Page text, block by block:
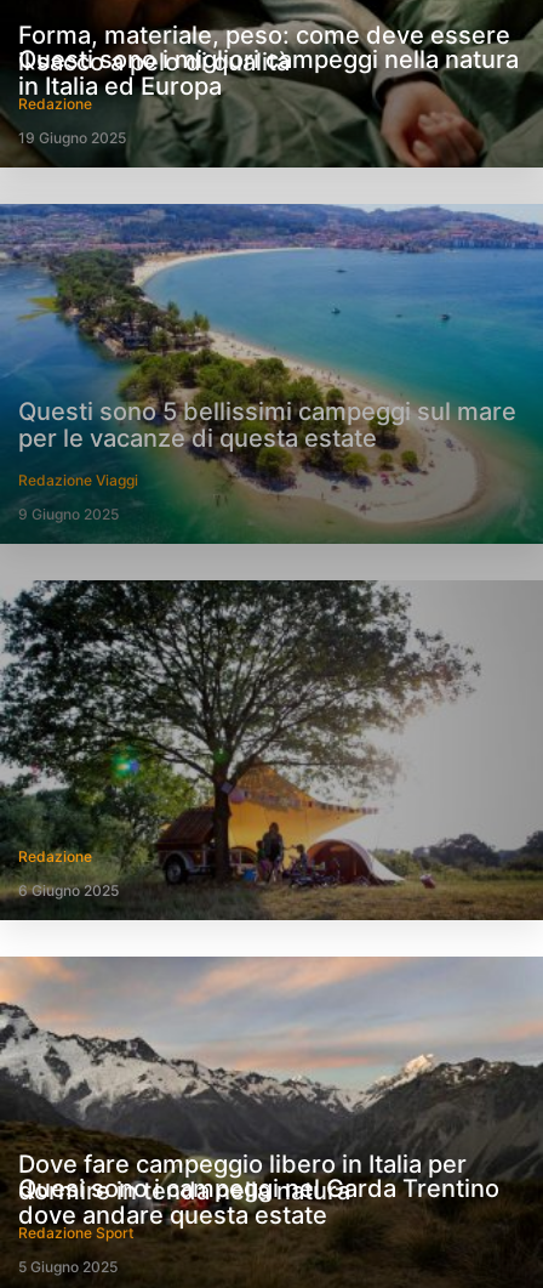
Forma, materiale, peso: come deve essere
il sacco a pelo di qualità
Redazione
19 Giugno 2025
Questi sono 5 bellissimi campeggi sul mare
per le vacanze di questa estate
Redazione Viaggi
9 Giugno 2025
Questi sono i migliori campeggi nella natura
in Italia ed Europa
Redazione
6 Giugno 2025
Dove fare campeggio libero in Italia per
dormire in tenda nella natura
Redazione Sport
5 Giugno 2025
Quesi sono i campeggi nel Garda Trentino
dove andare questa estate